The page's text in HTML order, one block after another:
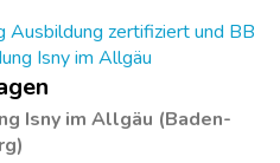
Ausbildung zertifiziert und BB
Isny im Allgäu
Isny im Allgäu (Baden-